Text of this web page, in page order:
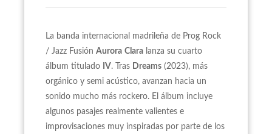
La banda internacional madrileña de Prog Rock
/ Jazz Fusión Aurora Clara lanza su cuarto
álbum titulado
IV. Tras Dreams (2023), más
orgánico y semi acústico, avanzan hacia un
sonido mucho más rockero. El álbum incluye
algunos pasajes realmente valientes e
improvisaciones muy inspiradas por parte de los